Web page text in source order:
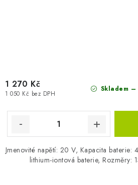
Skladem
1 050 Kč bez DPH
1 270 Kč
Jmenovité napětí: 20 V, Kapacita baterie:
lithium-iontová baterie, Rozměry: